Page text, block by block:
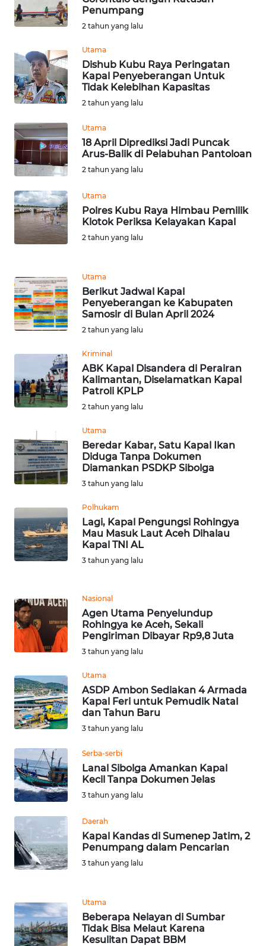
Penumpang
2 tahun yang lalu
Utama
Dishub Kubu Raya Peringatan
Kapal Penyeberangan Untuk
Tidak Kelebihan Kapasitas
2 tahun yang lalu
Utama
18 April Diprediksi Jadi Puncak
Arus-Balik di Pelabuhan Pantoloan
2 tahun yang lalu
Utama
Polres Kubu Raya Himbau Pemilik
Klotok Periksa Kelayakan Kapal
2 tahun yang lalu
Utama
Berikut Jadwal Kapal
Penyeberangan ke Kabupaten
Samosir di Bulan April 2024
2 tahun yang lalu
Kriminal
ABK Kapal Disandera di Perairan
Kalimantan, Diselamatkan Kapal
Patroli KPLP
2 tahun yang lalu
Utama
Beredar Kabar, Satu Kapal Ikan
Diduga Tanpa Dokumen
Diamankan PSDKP Sibolga
3 tahun yang lalu
Polhukam
Lagi, Kapal Pengungsi Rohingya
Mau Masuk Laut Aceh Dihalau
Kapal TNI AL
3 tahun yang lalu
Nasional
Agen Utama Penyelundup
Rohingya ke Aceh, Sekali
Pengiriman Dibayar Rp9,8 Juta
3 tahun yang lalu
Utama
ASDP Ambon Sediakan 4 Armada
Kapal Feri untuk Pemudik Natal
dan Tahun Baru
3 tahun yang lalu
Serba-serbi
Lanal Sibolga Amankan Kapal
Kecil Tanpa Dokumen Jelas
3 tahun yang lalu
Daerah
Kapal Kandas di Sumenep Jatim, 2
Penumpang dalam Pencarian
3 tahun yang lalu
Utama
Beberapa Nelayan di Sumbar
Tidak Bisa Melaut Karena
Kesulitan Dapat BBM
WN
KALTARA
KALSEL
WN
KALTIM
WN
SULSEL
WN
SULUT
MALUKU
WN
MALUT
DAIRI
WN
DANAU
WN
NIAS
WN
TAPANULI
SELATAN
WN
TANJUNG
LESUNG
WN
WN
SIMALUNGUN
WN
LABUHANBATU
WN
WN DELI
SERDANG